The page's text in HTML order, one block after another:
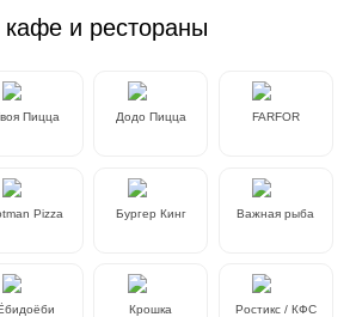
кафе и рестораны
Пицца Додо Пицца FARFOR
Pizza Бургер Кинг Важная рыба
Крошка
Ростикс / КФС